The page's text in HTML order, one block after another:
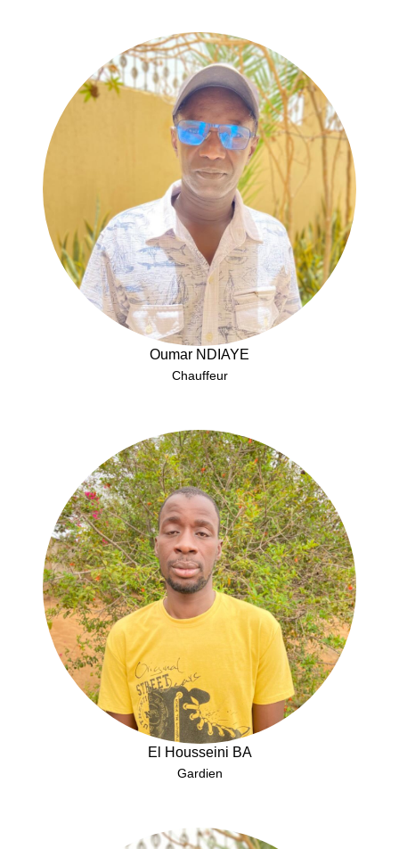
Oumar NDIAYE
Chauffeur
El Housseini BA
Gardien